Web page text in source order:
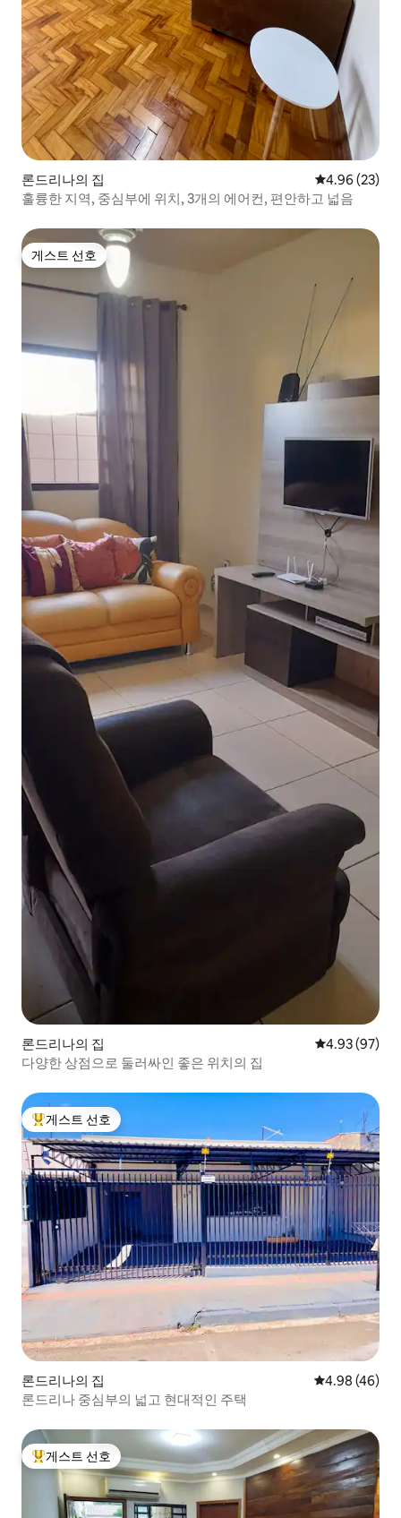
론드리나의 집 평점 4.96점(5
4.96 (23)
훌륭한 지역, 중심부에 위치, 3개의 에어컨, 편안하고 넓음
게스트 선호
게스트 선호
론드리나의 집 평점 4.93점(5
4.93 (97)
다양한 상점으로 둘러싸인 좋은 위치의 집
상위 게스트 선호
게스트 선호
론드리나의 집 평점 4.98점(5
4.98 (46)
론드리나 중심부의 넓고 현대적인 주택
상위 게스트 선호
게스트 선호